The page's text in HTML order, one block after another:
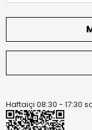
Haftaiçi 08:30 - 17:30